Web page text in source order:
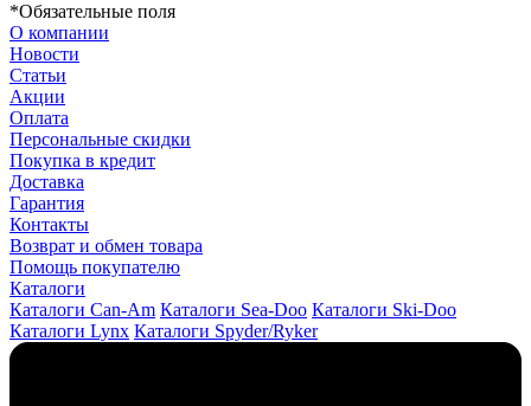
*Обязательные поля
О компании
Новости
Статьи
Акции
Оплата
Персональные скидки
Покупка в кредит
Доставка
Гарантия
Контакты
Возврат и обмен товара
Помощь покупателю
Каталоги
Каталоги Can-Am Каталоги Sea-Doo Каталоги Ski-Doo
Каталоги Lynx Каталоги Spyder/Ryker